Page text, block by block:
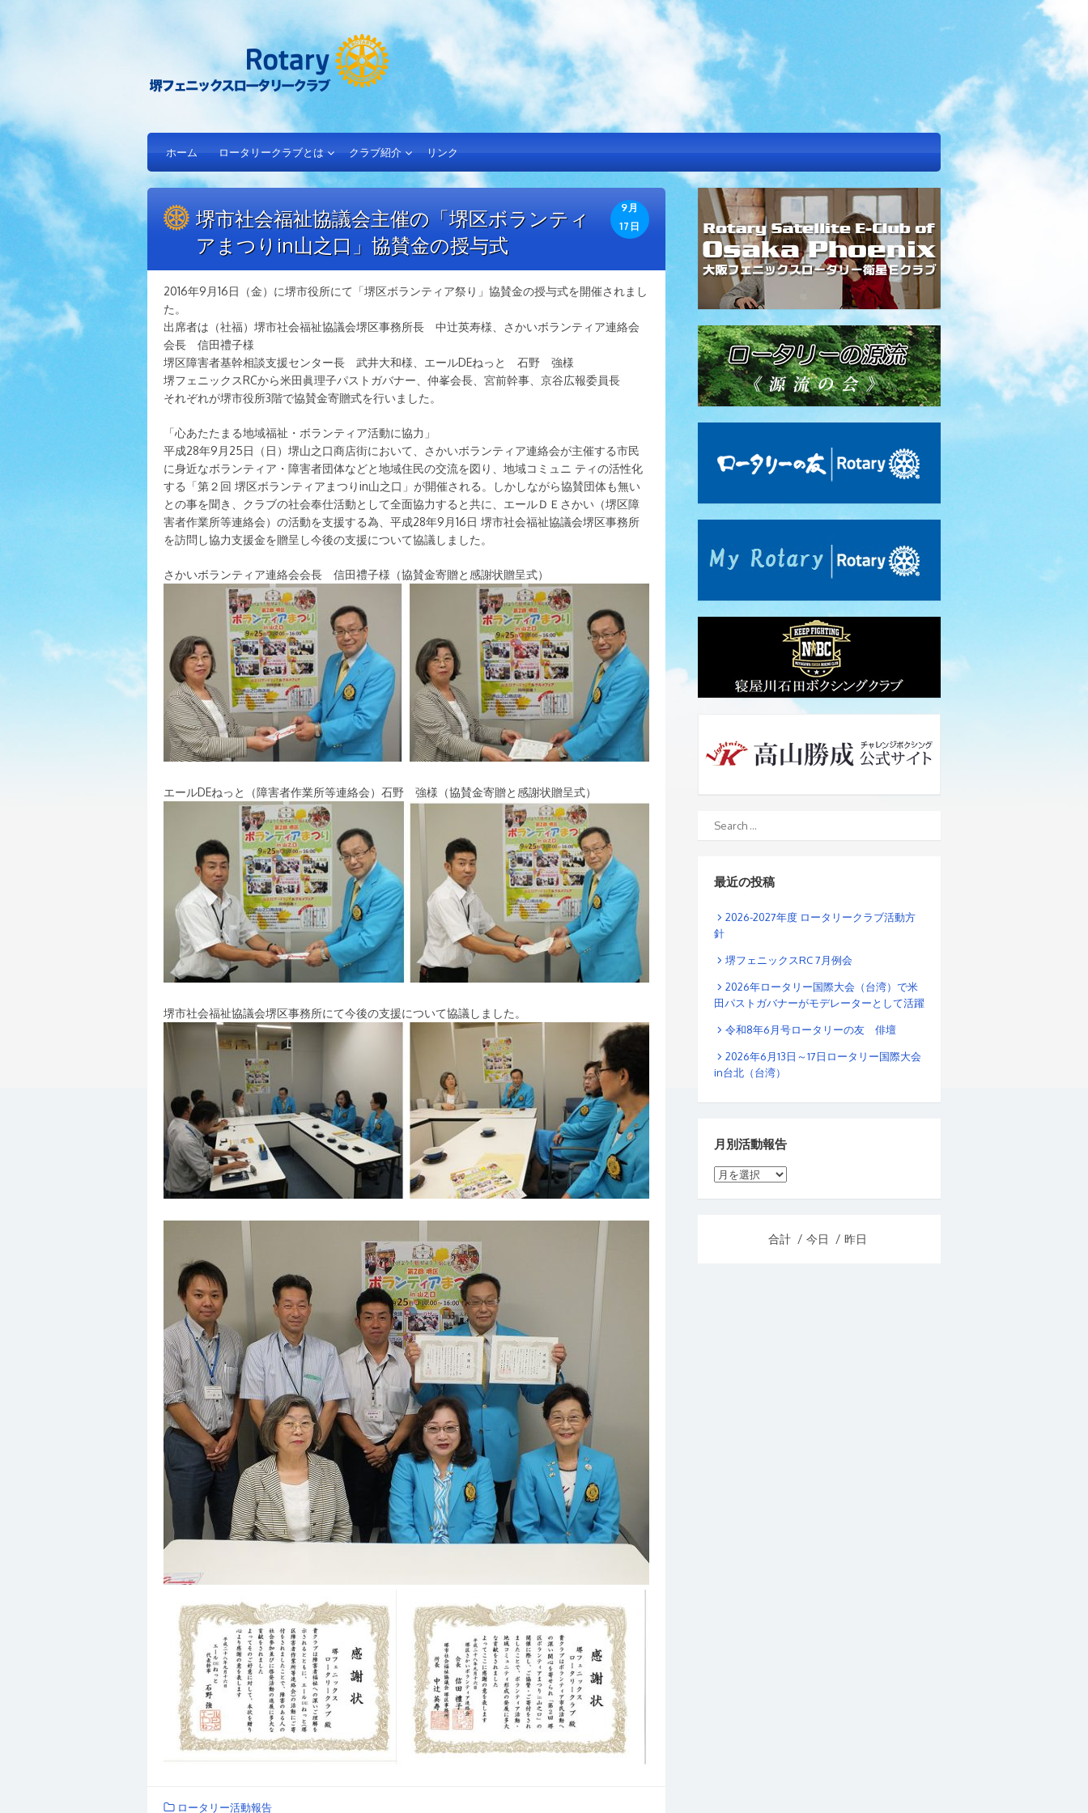
ホーム ロータリークラブとは クラブ紹介 リンク
9月
17日
堺市社会福祉協議会主催の「堺区ボランティ
アまつりin山之口」協賛金の授与式
2016年9月16日（金）に堺市役所にて「堺区ボランティア祭り」協賛金の授与式を開催されまし
た。
出席者は（社福）堺市社会福祉協議会堺区事務所長 中辻英寿様、さかいボランティア連絡会
会長 信田禮子様
堺区障害者基幹相談支援センター長 武井大和様、エールDEねっと 石野 強様
堺フェニックスRCから米田眞理子パストガバナー、仲峯会長、宮前幹事、京谷広報委員長
それぞれが堺市役所3階で協賛金寄贈式を行いました。
「心あたたまる地域福祉・ボランティア活動に協力」
平成28年9月25日（日）堺山之口商店街において、さかいボランティア連絡会が主催する市民
に身近なボランティア・障害者団体などと地域住民の交流を図り、地域コミュニ ティの活性化
する「第２回 堺区ボランティアまつりin山之口」が開催される。しかしながら協賛団体も無い
との事を聞き、クラブの社会奉仕活動として全面協力すると共に、エールＤＥさかい（堺区障
害者作業所等連絡会）の活動を支援する為、平成28年9月16日 堺市社会福祉協議会堺区事務所
を訪問し協力支援金を贈呈し今後の支援について協議しました。
さかいボランティア連絡会会長 信田禮子様（協賛金寄贈と感謝状贈呈式）
エールDEねっと（障害者作業所等連絡会）石野 強様（協賛金寄贈と感謝状贈呈式）
堺市社会福祉協議会堺区事務所にて今後の支援について協議しました。
ロータリー活動報告
最近の投稿
2026-2027年度 ロータリークラブ活動方
針
堺フェニックスRC 7月例会
2026年ロータリー国際大会（台湾）で米
田パストガバナーがモデレーターとして活躍
令和8年6月号ロータリーの友 俳壇
2026年6月13日～17日ロータリー国際大会
in台北（台湾）
月別活動報告
月
合計 / 今日 / 昨日